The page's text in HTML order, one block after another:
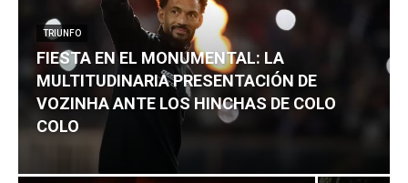
TRIUNFO
FIESTA EN EL MONUMENTAL: LA
MULTITUDINARIA PRESENTACIÓN DE
VOZINHA ANTE LOS HINCHAS DE COLO
COLO